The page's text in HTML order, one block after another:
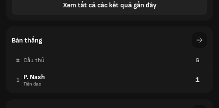
Xem tất cả các kết quả gần đây
Bàn thắng
# Cầu thủ G
1 P. Nash
Tiền đạo 1